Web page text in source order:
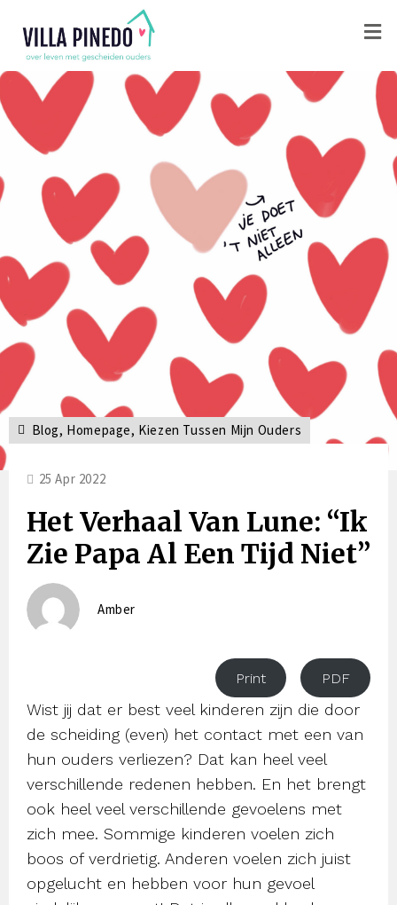
Blog, Homepage, Kiezen Tussen Mijn Ouders
Het Verhaal Van Lune: “Ik
Zie Papa Al Een Tijd Niet”
Amber
25 Apr 2022
Print PDF
Wist jij dat er best veel kinderen zijn die door
de scheiding (even) het contact met een van
hun ouders verliezen? Dat kan heel veel
verschillende redenen hebben. En het brengt
ook heel veel verschillende gevoelens met
zich mee. Sommige kinderen voelen zich
boos of verdrietig. Anderen voelen zich juist
opgelucht en hebben voor hun gevoel